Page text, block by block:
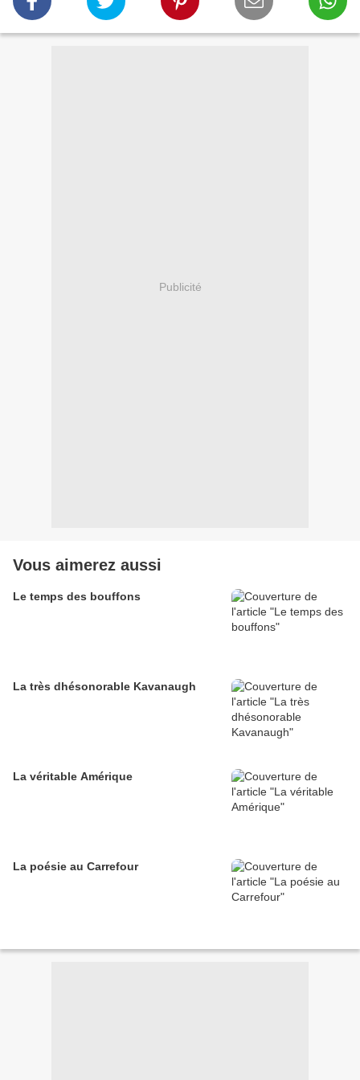
Publicité
Vous aimerez aussi
Le temps des bouffons
La très dhésonorable Kavanaugh
La véritable Amérique
La poésie au Carrefour